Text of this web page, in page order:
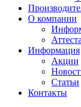
О компании
Информация
Акции
Статьи
Контакты